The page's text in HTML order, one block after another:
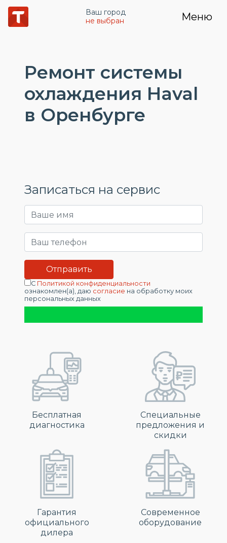
Ваш город
не выбран
Меню
Ремонт системы
охлаждения Haval
в Оренбурге
Записаться на сервис
С Политикой конфиденциальности
ознакомлен(а), даю согласие на обработку моих
персональных данных
Бесплатная
диагностика
Специальные
предложения и
скидки
Гарантия
официального
дилера
Современное
оборудование